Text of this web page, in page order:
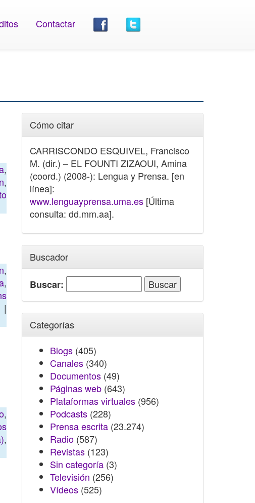
Contactar
,
,
,
,
|
,
,
Cómo citar
CARRISCONDO ESQUIVEL, Francisco
M. (dir.) – EL FOUNTI ZIZAOUI, Amina
(coord.) (2008-): Lengua y Prensa. [en
línea]:
www.lenguayprensa.uma.es [Última
consulta: dd.mm.aa].
Buscador
Buscar:
Categorías
Blogs (405)
Canales (340)
Documentos (49)
Páginas web (643)
Plataformas virtuales (956)
Podcasts (228)
Prensa escrita (23.274)
Radio (587)
Revistas (123)
Sin categoría (3)
Televisión (256)
Vídeos (525)